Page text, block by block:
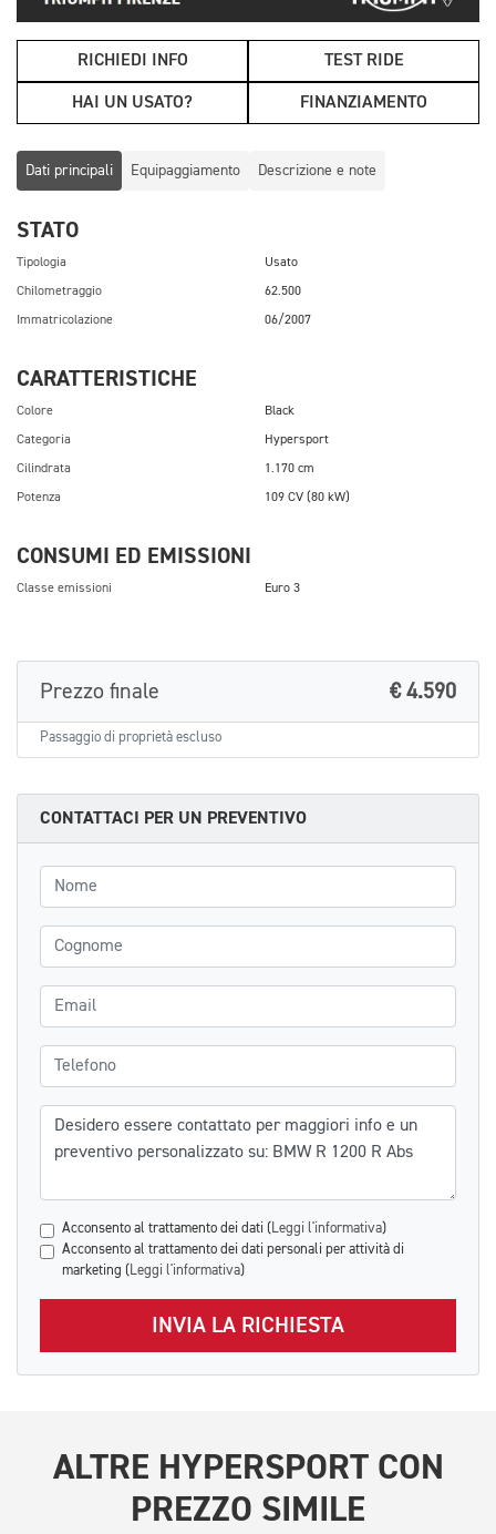
RICHIEDI INFO TEST RIDE
HAI UN USATO? FINANZIAMENTO
Dati principali Equipaggiamento Descrizione e note
STATO
Tipologia Usato
Chilometraggio 62.500
Immatricolazione 06/2007
CARATTERISTICHE
Colore Black
Categoria Hypersport
Cilindrata 1.170 cm
Potenza 109 CV (80 kW)
CONSUMI ED EMISSIONI
Classe emissioni Euro 3
Prezzo finale € 4.590
Passaggio di proprietà escluso
CONTATTACI PER UN PREVENTIVO
Nome
Cognome
Email
Telefono
Messaggio
Acconsento al trattamento dei dati ( Leggi l'informativa)
Acconsento al trattamento dei dati personali per attività di
marketing ( Leggi l'informativa)
INVIA LA RICHIESTA
ALTRE HYPERSPORTCON
PREZZO SIMILE